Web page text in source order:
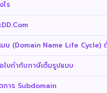
ไร
มน (Domain Name Life
บกำกับภาษีเต็มรูปแบบ
การ Subdomain